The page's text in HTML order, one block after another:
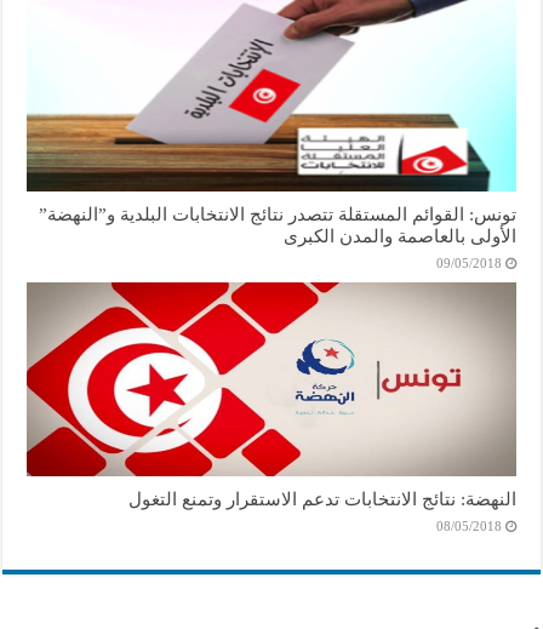
تونس: القوائم المستقلة تتصدر نتائج الانتخابات البلدية و”النهضة”
الأولى بالعاصمة والمدن الكبرى
09/05/2018
النهضة: نتائج الانتخابات تدعم الاستقرار وتمنع التغول
08/05/2018